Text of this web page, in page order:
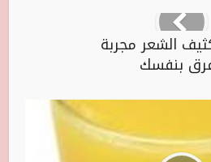
الشعر مجربة
بنفسك